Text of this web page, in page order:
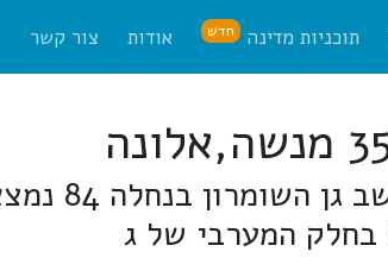
תוכניות מדינה חדש אודות צור קשר